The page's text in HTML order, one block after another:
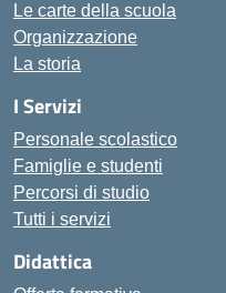
Le carte della scuola
Organizzazione
La storia
I Servizi
Personale scolastico
Famiglie e studenti
Percorsi di studio
Tutti i servizi
Didattica